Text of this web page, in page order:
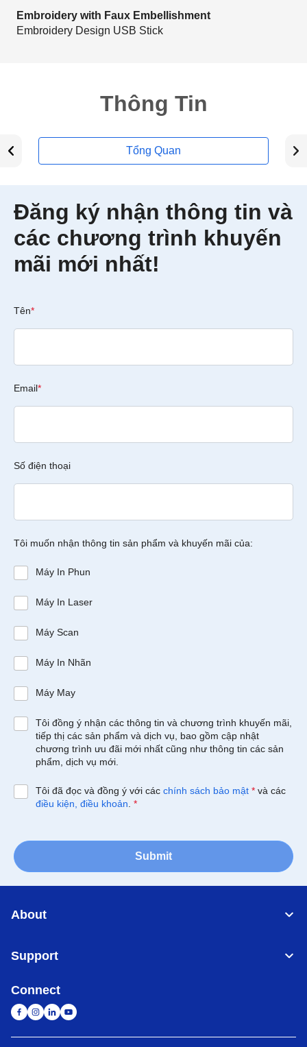
Embroidery with Faux Embellishment
Embroidery Design USB Stick
Thông Tin
Tổng Quan
Đăng ký nhận thông tin và
các chương trình khuyến
mãi mới nhất!
Tên*
Email*
Số điện thoại
Tôi muốn nhận thông tin sản phẩm và khuyến mãi của:
Máy In Phun
Máy In Laser
Máy Scan
Máy In Nhãn
Máy May
Tôi đồng ý nhận các thông tin và chương trình khuyến mãi,
tiếp thị các sản phẩm và dịch vụ, bao gồm cập nhật
chương trình ưu đãi mới nhất cũng như thông tin các sản
phẩm, dịch vụ mới.
Tôi đã đọc và đồng ý với các chính sách bảo mật * và các
điều kiện, điều khoản *
Submit
About
Support
Connect